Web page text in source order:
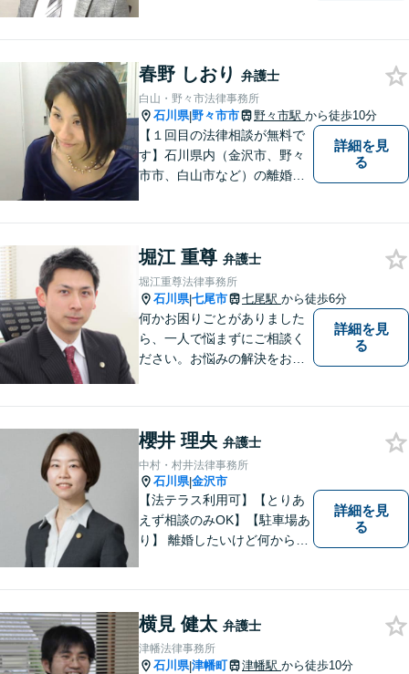
法的サービスを提供しており
ますので，どうぞ宜しくお願
い申し上げます。
春野 しおり 弁護士
白山・野々市法律事務所
石川県|野々市市 野々市駅 から徒歩10分
【１回目の法律相談が無料で
す】石川県内（金沢市、野々
市市、白山市など）の離婚、
のお悩みも、女性の弁護士が
相談にのることができます。
【女性弁護士在籍】
詳細を見
る
堀江 重尊 弁護士
堀江重尊法律事務所
石川県|七尾市 七尾駅 から徒歩6分
何かお困りごとがありました
ら、一人で悩まずにご相談く
ださい。お悩みの解決をお手
詳細を見
る
櫻井 理央 弁護士
中村・村井法律事務所
石川県|金沢市
【法テラス利用可】【とりあ
えず相談のみOK】【駐車場あ
り】 離婚したいけど何から始
詳細を見
る
横見 健太 弁護士
津幡法律事務所
石川県|津幡町 津幡駅 から徒歩10分